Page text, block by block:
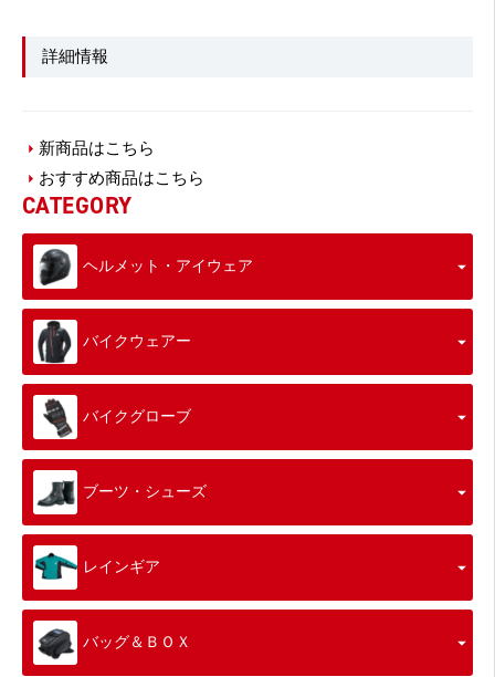
詳細情報
新商品はこちら
おすすめ商品はこちら
CATEGORY
ヘルメット・アイウェア
バイクウェアー
バイクグローブ
ブーツ・シューズ
レインギア
バッグ＆ＢＯＸ